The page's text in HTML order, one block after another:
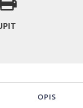
OPIS